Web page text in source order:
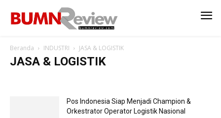
Beranda INDUSTRI JASA & LOGISTIK
JASA & LOGISTIK
Pos Indonesia Siap Menjadi Champion &
Orkestrator Operator Logistik Nasional